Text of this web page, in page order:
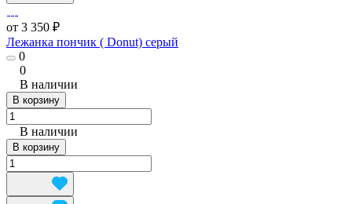
от 3 350 ₽
Лежанка пончик ( Donut) серый
0
0
В наличии
В корзину
В наличии
В корзину